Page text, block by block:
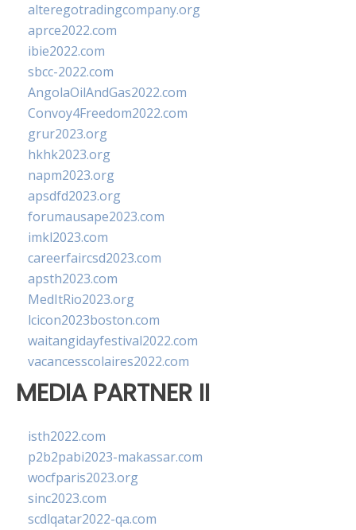
alteregotradingcompany.org
aprce2022.com
ibie2022.com
sbcc-2022.com
AngolaOilAndGas2022.com
Convoy4Freedom2022.com
grur2023.org
hkhk2023.org
napm2023.org
apsdfd2023.org
forumausape2023.com
imkl2023.com
careerfaircsd2023.com
apsth2023.com
MedItRio2023.org
lcicon2023boston.com
waitangidayfestival2022.com
vacancesscolaires2022.com
MEDIA PARTNER II
isth2022.com
p2b2pabi2023-makassar.com
wocfparis2023.org
sinc2023.com
scdlqatar2022-qa.com